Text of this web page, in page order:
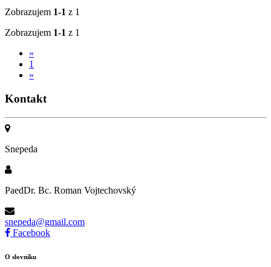
Zobrazujem 1-1 z 1
Zobrazujem 1-1 z 1
«
1
»
Kontakt
Snepeda
PaedDr. Bc. Roman Vojtechovský
snepeda@gmail.com
Facebook
O slovníku